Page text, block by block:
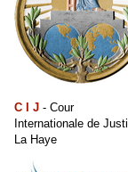
C I J - Cour
Internationale de
La Haye